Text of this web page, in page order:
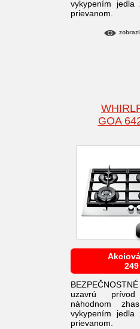
vykypením
prievanom.
GOA
249
uzavrú
náhodnom
vykypením
prievanom.